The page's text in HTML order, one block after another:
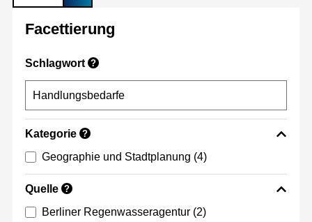
Facettierung
Schlagwort ?
Kategorie ?
Geographie und Stadtplanung (4)
Quelle ?
Berliner Regenwasseragentur (2)